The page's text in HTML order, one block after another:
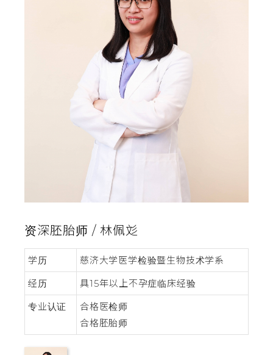
资深胚胎师 / 林佩彣
学历
慈济大学医学检验暨生物技术学系
经历
具15年以上不孕症临床经验
专业认证
合格医检师
合格胚胎师